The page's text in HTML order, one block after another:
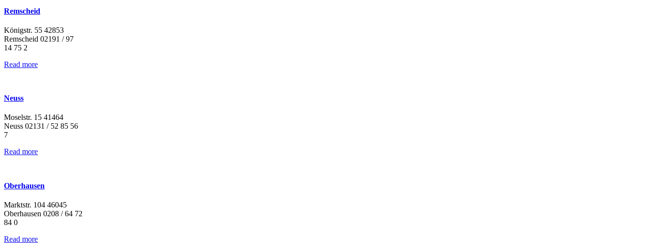
Remscheid
Königstr. 55 42853
Remscheid 02191 / 97
14 75 2
Read more
Neuss
Moselstr. 15 41464
Neuss 02131 / 52 85 56
7
Read more
Oberhausen
Marktstr. 104 46045
Oberhausen 0208 / 64 72
84 0
Read more